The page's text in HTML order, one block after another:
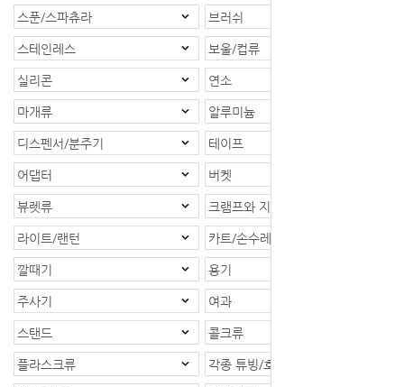
스푼/스파츄라 브러쉬
스테인레스 보울/컵류
실리콘 연소
마개류 알루미늄
디스펜서/분주기 테이프
어댑터 버켓
뷰렛류 크램프와 지지대
라이트/랜턴 카트/손수레
깔때기 용기
주사기 여과
스탠드 콜크류
플라스크류 각종 튜빙/호스